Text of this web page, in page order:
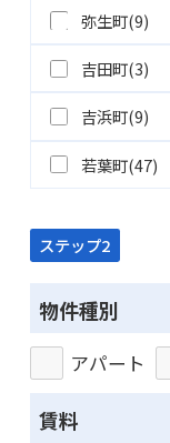
弥生町(9)
吉田町(3)
吉浜町(9)
若葉町(47)
ステップ2
物件種別
アパート
賃料